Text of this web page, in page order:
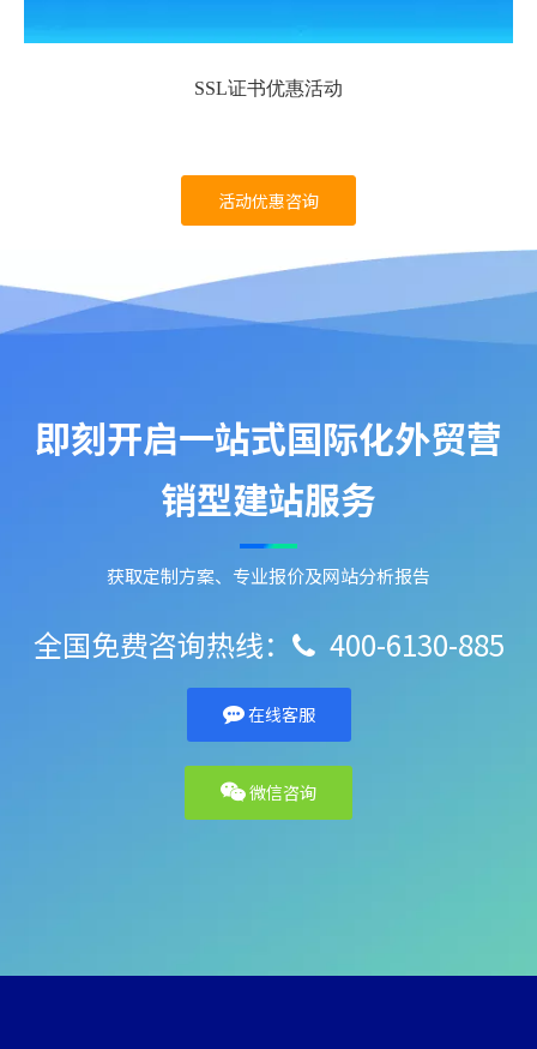
SSL证书优惠活动
活动优惠咨询
即刻开启一站式国际化外贸营
销型建站服务
获取定制方案、专业报价及网站分析报告
全国免费咨询热线：  400-6130-885
在线客服
微信咨询